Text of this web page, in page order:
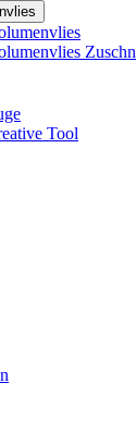
Tool